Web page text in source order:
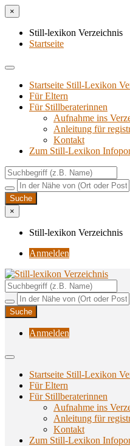
×
Still-lexikon Verzeichnis
Startseite
Startseite Still-Lexikon
Für Eltern
Für Stillberaterinnen
Aufnahme ins
Anlei­tung für
Kon­takt
Zum Still-Lexikon
×
Still-lexikon Verzeichnis
Anmelden
Still-lexikon
Unterstützungsangebote rund
Anmelden
Startseite Still-Lexikon
Für Eltern
Für Stillberaterinnen
Aufnahme ins
Anlei­tung für
Kon­takt
Zum Still-Lexikon